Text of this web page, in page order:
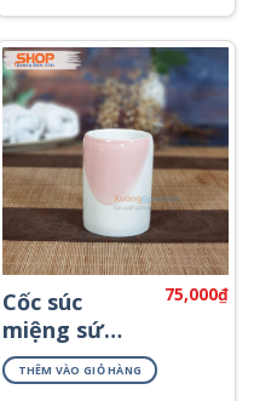
PKNT-74
Cốc súc
miệng sứ
Bát Tràng
PKNT-08
75,000₫
THÊM VÀO GIỎ HÀNG